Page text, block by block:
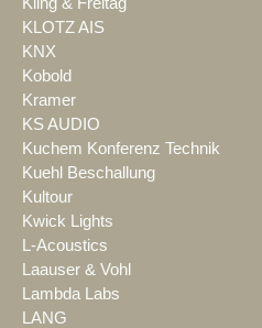
KLOTZ AIS
KNX
Kobold
Kramer
KS AUDIO
Kuchem Konferenz Technik
Kuehl Beschallung
Kultour
Kwick Lights
L-Acoustics
Laauser & Vohl
Lambda Labs
LANG